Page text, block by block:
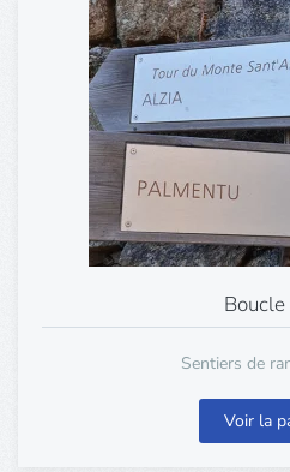
Sentiers de
Voir la